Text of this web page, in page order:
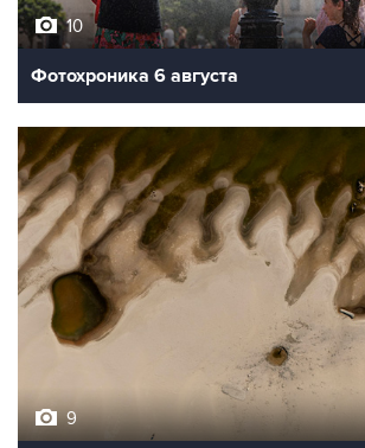
10
Фотохроника 6 августа
9